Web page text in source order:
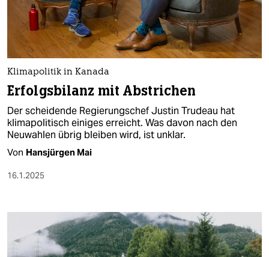
nord
wahrheit
verlag
verlag
veranstaltungen
shop
fragen & hilfe
genossenschaft
Klimapolitik in Kanada
Erfolgsbilanz mit Abstrichen
Der scheidende Regierungschef Justin Trudeau hat
klimapolitisch einiges erreicht. Was davon nach den
Neuwahlen übrig bleiben wird, ist unklar.
Von Hansjürgen Mai
16.1.2025